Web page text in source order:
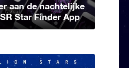
aan de nachtelijke
Star Finder App